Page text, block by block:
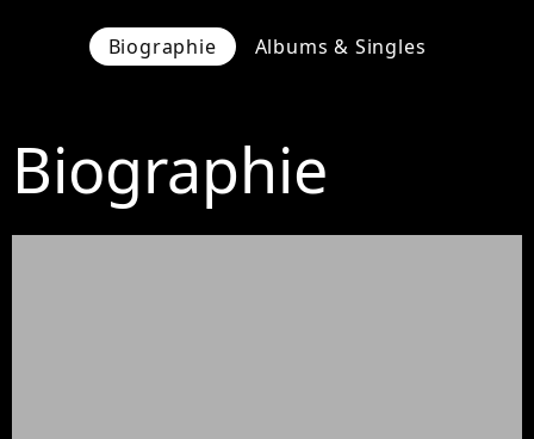
Biographie Albums & Singles
Biographie